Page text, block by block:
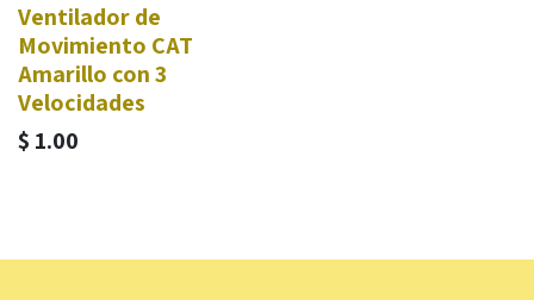
Ventilador de
Movimiento CAT
Amarillo con 3
Velocidades
$ 1.00